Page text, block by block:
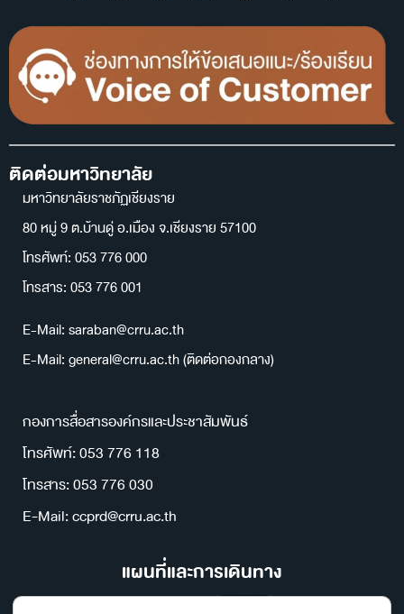
ติดต่อมหาวิทยาลัย
มหาวิทยาลัยราชภัฏเชียงราย
80 หมู่ 9 ต.บ้านดู่ อ.เมือง จ.เชียงราย 57100
โทรศัพท์: 053 776 000
โทรสาร: 053 776 001
E-Mail: saraban@crru.ac.th
E-Mail: general@crru.ac.th (ติดต่อกองกลาง)
กองการสื่อสารองค์กรและประชาสัมพันธ์
โทรศัพท์: 053 776 118
โทรสาร: 053 776 030
E-Mail: ccprd@crru.ac.th
แผนที่และการเดินทาง